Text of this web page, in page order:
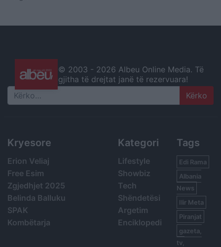
© 2003 - 2026 Albeu Online Media. Të
gjitha të drejtat janë të rezervuara!
Search
Kryesore
Erion Veliaj
Free Esim
Zgjedhjet 2025
Belinda Balluku
SPAK
Kombëtarja
Kategori
Lifestyle
Showbiz
Tech
Shëndetësi
Argetim
Enciklopedi
Tags
Edi Rama
Albania
News
Ilir Meta
Piranjat
gazeta,
tv,